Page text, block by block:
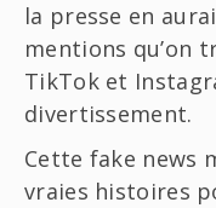
la presse en
mentions qu’on
TikTok et
divertissement.
Cette fake news
vraies histoires